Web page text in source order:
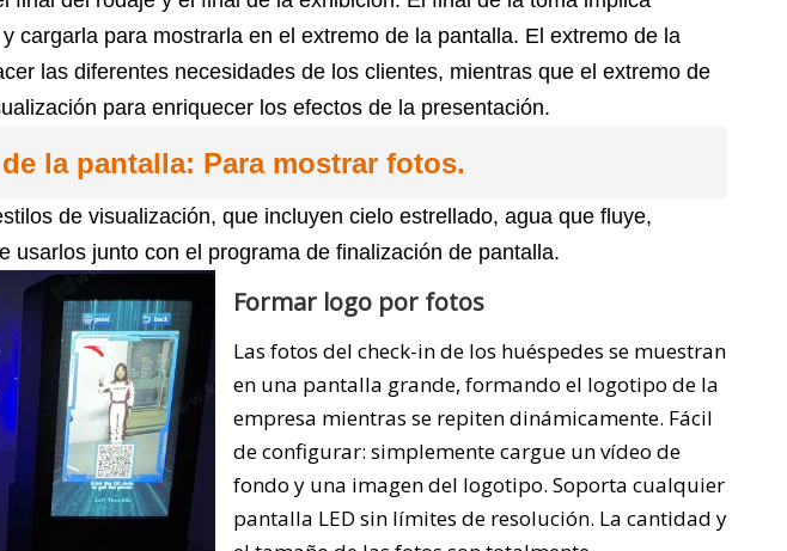
cargarla para mostrarla en el extremo de la pantalla. El extremo de la
las diferentes necesidades de los clientes, mientras que el extremo de
para enriquecer los efectos de la presentación.
la pantalla: Para mostrar fotos.
de visualización, que incluyen cielo estrellado, agua que fluye,
usarlos junto con el programa de finalización de pantalla.
Formar logo por fotos
Las fotos del check-in de los huéspedes se muestran
en una pantalla grande, formando el logotipo de la
empresa mientras se repiten dinámicamente. Fácil
de configurar: simplemente cargue un vídeo de
fondo y una imagen del logotipo. Soporta cualquier
pantalla LED sin límites de resolución. La cantidad y